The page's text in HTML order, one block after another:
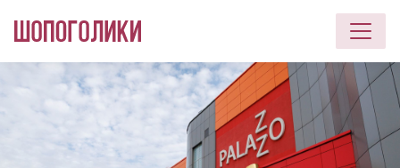
Перейти к основному содержанию